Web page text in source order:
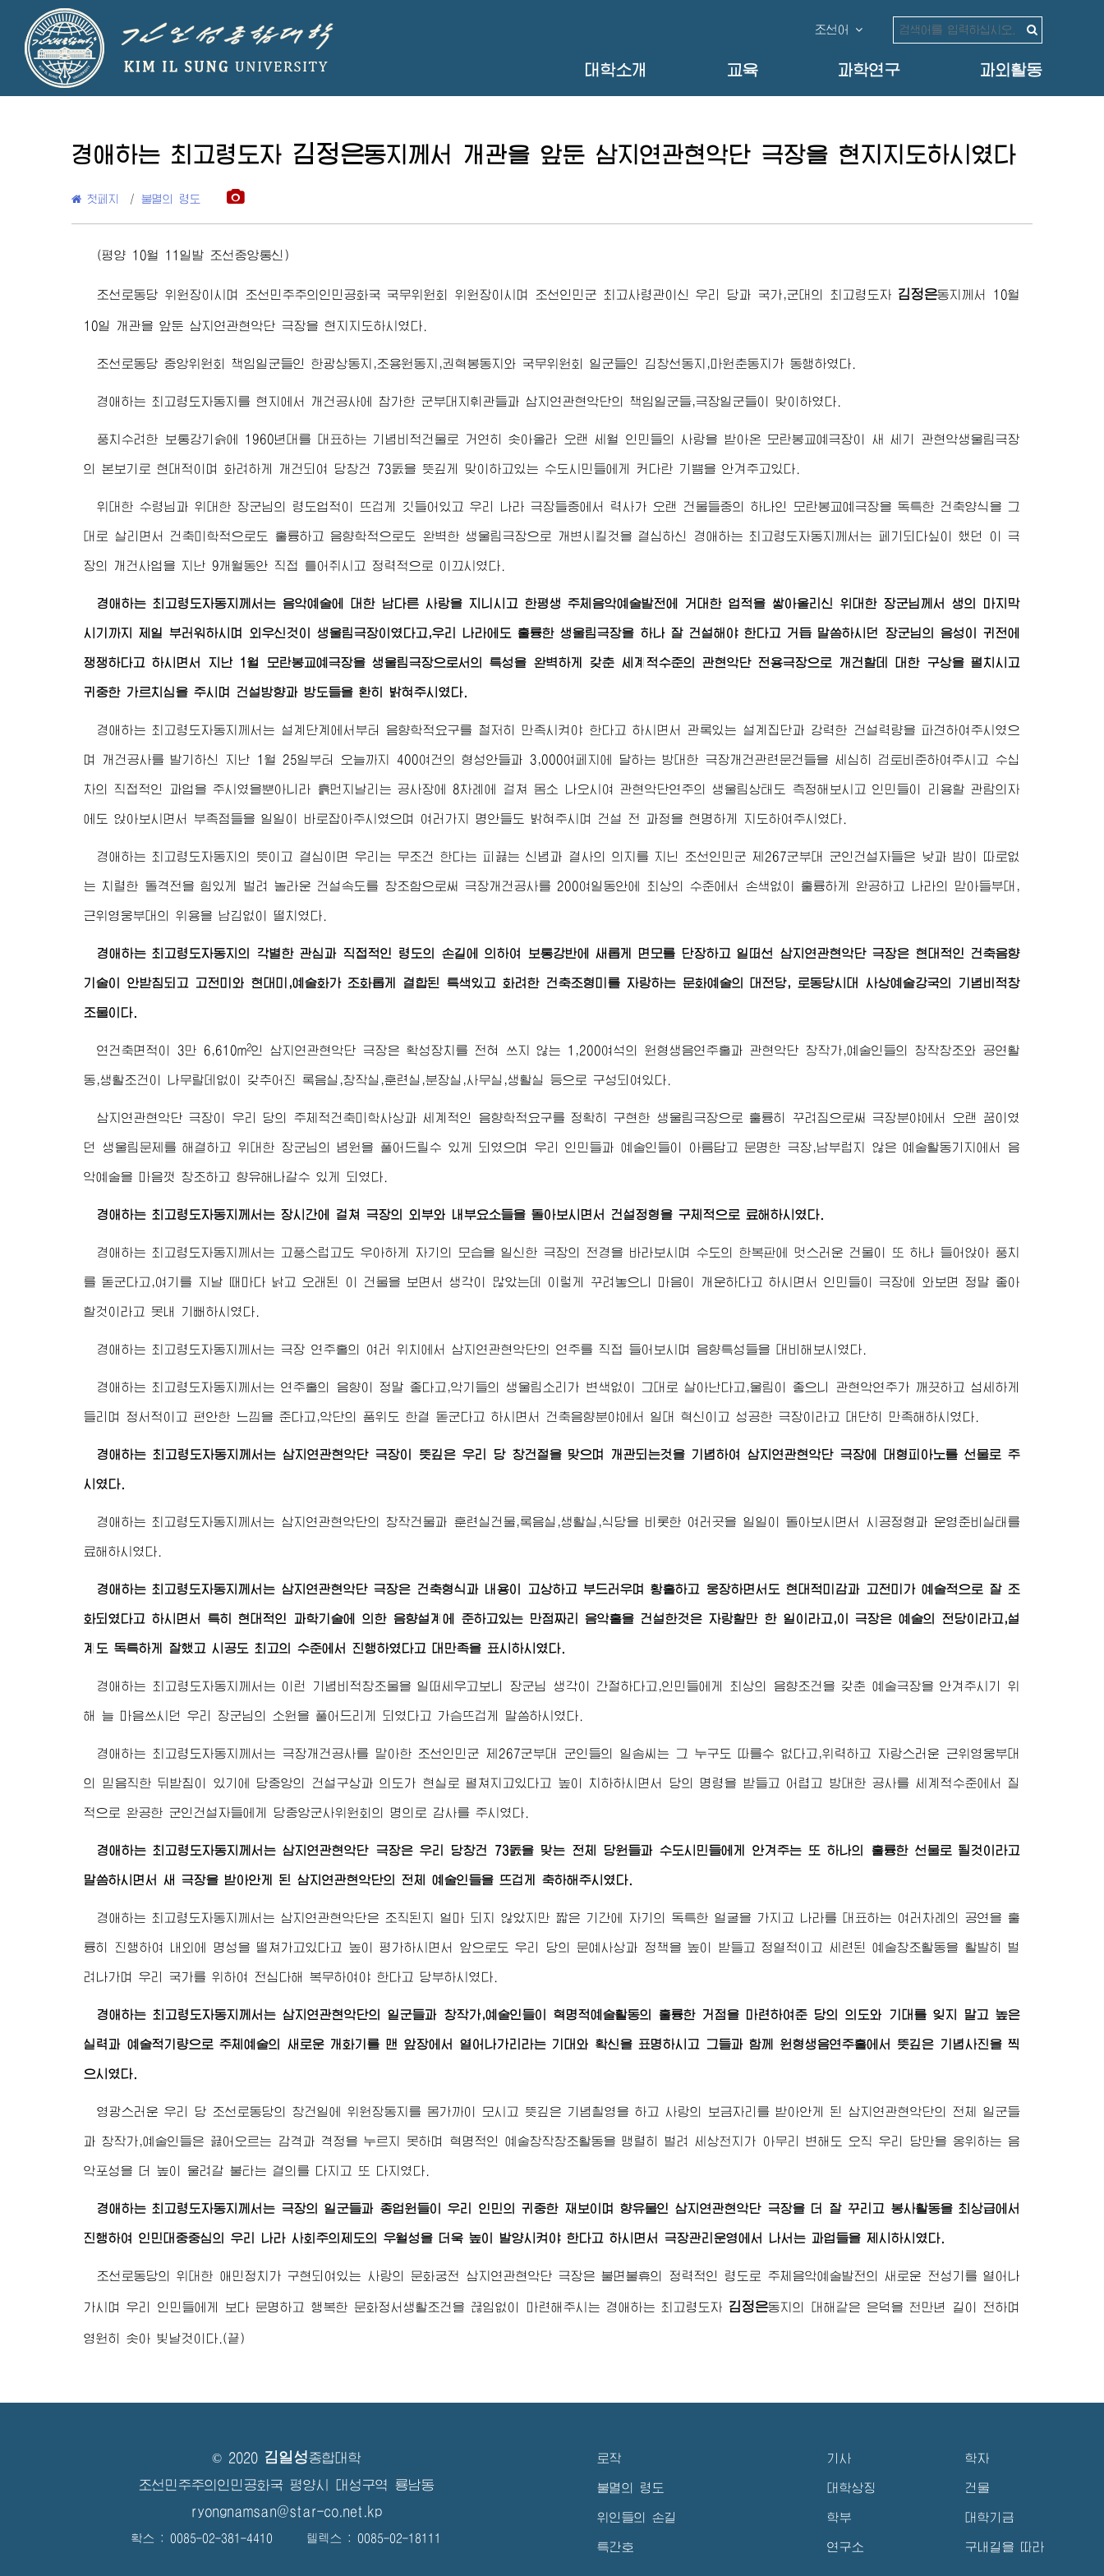
조선어
대학소개 교육 과학연구 과외활동
경애하는 최고령도자 김정은동지 께서 개관을 앞둔 삼지연관현악단 극장을 현지지도하시였다
첫페지 / 불멸의 령도
(평양 10월 11일발 조선중앙통신)
조선로동당 위원장이시며 조선민주주의인민공화국 국무위원회 위원장이시며 조선인민군 최고사령관이신 우리 당과 국가,군대의 최고령도자 김정은동지 께서 10월
10일 개관을 앞둔 삼지연관현악단 극장을 현지지도하시였다.
조선로동당 중앙위원회 책임일군들인 한광상동지,조용원동지,권혁봉동지와 국무위원회 일군들인 김창선동지,마원춘동지가 동행하였다.
경애하는 최고령도자동지 를 현지에서 개건공사에 참가한 군부대지휘관들과 삼지연관현악단의 책임일군들,극장일군들이 맞이하였다.
풍치수려한 보통강기슭에 1960년대를 대표하는 기념비적건물로 거연히 솟아올라 오랜 세월 인민들의 사랑을 받아온 모란봉교예극장이 새 세기 관현악생울림극장
의 본보기로 현대적이며 화려하게 개건되여 당창건 73돐을 뜻깊게 맞이하고있는 수도시민들에게 커다란 기쁨을 안겨주고있다.
위대한 수령님 과 위대한 장군님 의 령도업적이 뜨겁게 깃들어있고 우리 나라 극장들중에서 력사가 오랜 건물들중의 하나인 모란봉교예극장을 독특한 건축양식을 그
대로 살리면서 건축미학적으로도 훌륭하고 음향학적으로도 완벽한 생울림극장으로 개변시킬것을 결심하신 경애하는 최고령도자동지 께서는 페기되다싶이 했던 이 극
장의 개건사업을 지난 9개월동안 직접 틀어쥐시고 정력적으로 이끄시였다.
경애하는 최고령도자동지 께서는 음악예술에 대한 남다른 사랑을 지니시고 한평생 주체음악예술발전에 거대한 업적을 쌓아올리신위대한 장군님 께서 생의 마지막
시기까지 제일 부러워하시며 외우신것이 생울림극장이였다고,우리 나라에도 훌륭한 생울림극장을 하나 잘 건설해야 한다고 거듭 말씀하시던 장군님의 음성이 귀전에
쟁쟁하다고 하시면서 지난 1월 모란봉교예극장을 생울림극장으로서의 특성을 완벽하게 갖춘 세계적수준의 관현악단 전용극장으로 개건할데 대한 구상을 펼치시고
귀중한 가르치심을 주시며 건설방향과 방도들을 환히 밝혀주시였다.
경애하는 최고령도자동지 께서는 설계단계에서부터 음향학적요구를 철저히 만족시켜야 한다고 하시면서 관록있는 설계집단과 강력한 건설력량을 파견하여주시였으
며 개건공사를 발기하신 지난 1월 25일부터 오늘까지 400여건의 형성안들과 3,000여페지에 달하는 방대한 극장개건관련문건들을 세심히 검토비준하여주시고 수십
차의 직접적인 과업을 주시였을뿐아니라 흙먼지날리는 공사장에 8차례에 걸쳐 몸소 나오시여 관현악단연주의 생울림상태도 측정해보시고 인민들이 리용할 관람의자
에도 앉아보시면서 부족점들을 일일이 바로잡아주시였으며 여러가지 명안들도 밝혀주시며 건설 전 과정을 현명하게 지도하여주시였다.
경애하는 최고령도자동지의 뜻이고 결심이면 우리는 무조건 한다는 피끓는 신념과 결사의 의지를 지닌 조선인민군 제267군부대 군인건설자들은 낮과 밤이 따로없
는 치렬한 돌격전을 힘있게 벌려 놀라운 건설속도를 창조함으로써 극장개건공사를 200여일동안에 최상의 수준에서 손색없이 훌륭하게 완공하고 나라의 맏아들부대,
근위영웅부대의 위용을 남김없이 떨치였다.
경애하는 최고령도자동지의 각별한 관심과 직접적인 령도의 손길에 의하여 보통강반에 새롭게 면모를 단장하고 일떠선 삼지연관현악단 극장은 현대적인 건축음향
기술이 안받침되고 고전미와 현대미,예술화가 조화롭게 결합된 특색있고 화려한 건축조형미를 자랑하는 문화예술의 대전당, 로동당시대 사상예술강국의 기념비적창
조물이다.
연건축면적이 3만 6,610m2인 삼지연관현악단 극장은 확성장치를 전혀 쓰지 않는 1,200여석의 원형생음연주홀과 관현악단 창작가,예술인들의 창작창조와 공연활
동,생활조건이 나무랄데없이 갖추어진 록음실,창작실,훈련실,분장실,사무실,생활실 등으로 구성되여있다.
삼지연관현악단 극장이 우리 당의 주체적건축미학사상과 세계적인 음향학적요구를 정확히 구현한 생울림극장으로 훌륭히 꾸려짐으로써 극장분야에서 오랜 꿈이였
던 생울림문제를 해결하고 위대한 장군님 의 념원을 풀어드릴수 있게 되였으며 우리 인민들과 예술인들이 아름답고 문명한 극장,남부럽지 않은 예술활동기지에서 음
악예술을 마음껏 창조하고 향유해나갈수 있게 되였다.
경애하는 최고령도자동지 께서는 장시간에 걸쳐 극장의 외부와 내부요소들을 돌아보시면서 건설정형을 구체적으로 료해하시였다.
경애하는 최고령도자동지 께서는 고풍스럽고도 우아하게 자기의 모습을 일신한 극장의 전경을 바라보시며 수도의 한복판에 멋스러운 건물이 또 하나 들어앉아 풍치
를 돋군다고,여기를 지날 때마다 낡고 오래된 이 건물을 보면서 생각이 많았는데 이렇게 꾸려놓으니 마음이 개운하다고 하시면서 인민들이 극장에 와보면 정말 좋아
할것이라고 못내 기뻐하시였다.
경애하는 최고령도자동지 께서는 극장 연주홀의 여러 위치에서 삼지연관현악단의 연주를 직접 들어보시며 음향특성들을 대비해보시였다.
경애하는 최고령도자동지 께서는 연주홀의 음향이 정말 좋다고,악기들의 생울림소리가 변색없이 그대로 살아난다고,울림이 좋으니 관현악연주가 깨끗하고 섬세하게
들리며 정서적이고 편안한 느낌을 준다고,악단의 품위도 한결 돋군다고 하시면서 건축음향분야에서 일대 혁신이고 성공한 극장이라고 대단히 만족해하시였다.
경애하는 최고령도자동지 께서는 삼지연관현악단 극장이 뜻깊은 우리 당 창건절을 맞으며 개관되는것을 기념하여 삼지연관현악단 극장에 대형피아노를 선물로 주
시였다.
경애하는 최고령도자동지 께서는 삼지연관현악단의 창작건물과 훈련실건물,록음실,생활실,식당을 비롯한 여러곳을 일일이 돌아보시면서 시공정형과 운영준비실태를
료해하시였다.
경애하는 최고령도자동지 께서는 삼지연관현악단 극장은 건축형식과 내용이 고상하고 부드러우며 황홀하고 웅장하면서도 현대적미감과 고전미가 예술적으로 잘 조
화되였다고 하시면서 특히 현대적인 과학기술에 의한 음향설계에 준하고있는 만점짜리 음악홀을 건설한것은 자랑할만 한 일이라고,이 극장은 예술의 전당이라고,설
계도 독특하게 잘했고 시공도 최고의 수준에서 진행하였다고 대만족을 표시하시였다.
경애하는 최고령도자동지 께서는 이런 기념비적창조물을 일떠세우고보니장군님 생각이 간절하다고,인민들에게 최상의 음향조건을 갖춘 예술극장을 안겨주시기 위
해 늘 마음쓰시던 우리 장군님 의 소원을 풀어드리게 되였다고 가슴뜨겁게 말씀하시였다.
경애하는 최고령도자동지 께서는 극장개건공사를 맡아한 조선인민군 제267군부대 군인들의 일솜씨는 그 누구도 따를수 없다고,위력하고 자랑스러운 근위영웅부대
의 믿음직한 뒤받침이 있기에 당중앙의 건설구상과 의도가 현실로 펼쳐지고있다고 높이 치하하시면서 당의 명령을 받들고 어렵고 방대한 공사를 세계적수준에서 질
적으로 완공한 군인건설자들에게 당중앙군사위원회의 명의로 감사를 주시였다.
경애하는 최고령도자동지 께서는 삼지연관현악단 극장은 우리 당창건 73돐을 맞는 전체 당원들과 수도시민들에게 안겨주는 또 하나의 훌륭한 선물로 될것이라고
말씀하시면서 새 극장을 받아안게 된 삼지연관현악단의 전체 예술인들을 뜨겁게 축하해주시였다.
경애하는 최고령도자동지 께서는 삼지연관현악단은 조직된지 얼마 되지 않았지만 짧은 기간에 자기의 독특한 얼굴을 가지고 나라를 대표하는 여러차례의 공연을 훌
륭히 진행하여 내외에 명성을 떨쳐가고있다고 높이 평가하시면서 앞으로도 우리 당의 문예사상과 정책을 높이 받들고 정열적이고 세련된 예술창조활동을 활발히 벌
려나가며 우리 국가를 위하여 전심다해 복무하여야 한다고 당부하시였다.
경애하는 최고령도자동지 께서는 삼지연관현악단의 일군들과 창작가,예술인들이 혁명적예술활동의 훌륭한 거점을 마련하여준 당의 의도와 기대를 잊지 말고 높은
실력과 예술적기량으로 주체예술의 새로운 개화기를 맨 앞장에서 열어나가리라는 기대와 확신을 표명하시고 그들과 함께 원형생음연주홀에서 뜻깊은 기념사진을 찍
으시였다.
영광스러운 우리 당 조선로동당의 창건일에 위원장동지를 몸가까이 모시고 뜻깊은 기념촬영을 하고 사랑의 보금자리를 받아안게 된 삼지연관현악단의 전체 일군들
과 창작가,예술인들은 끓어오르는 감격과 격정을 누르지 못하며 혁명적인 예술창작창조활동을 맹렬히 벌려 세상천지가 아무리 변해도 오직 우리 당만을 옹위하는 음
악포성을 더 높이 울려갈 불타는 결의를 다지고 또 다지였다.
경애하는 최고령도자동지 께서는 극장의 일군들과 종업원들이 우리 인민의 귀중한 재보이며 향유물인 삼지연관현악단 극장을 더 잘 꾸리고 봉사활동을 최상급에서
진행하여 인민대중중심의 우리 나라 사회주의제도의 우월성을 더욱 높이 발양시켜야 한다고 하시면서 극장관리운영에서 나서는 과업들을 제시하시였다.
조선로동당의 위대한 애민정치가 구현되여있는 사랑의 문화궁전 삼지연관현악단 극장은 불면불휴의 정력적인 령도로 주체음악예술발전의 새로운 전성기를 열어나
가시며 우리 인민들에게 보다 문명하고 행복한 문화정서생활조건을 끊임없이 마련해주시는 경애하는 최고령도자 김정은동지의 대해같은 은덕을 천만년 길이 전하며
영원히 솟아 빛날것이다.(끝)
© 2020 김일성종합대학
조선민주주의인민공화국 평양시 대성구역 룡남동
ryongnamsan@star-co.net.kp
확스 : 0085-02-381-4410 텔렉스 : 0085-02-18111
로작
불멸의 령도
위인들의 손길
특간호
기사
대학상징
학부
연구소
학자
건물
대학기금
구내길을 따라